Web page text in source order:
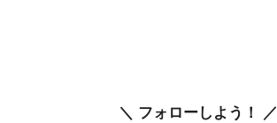
＼ フォローしよう！ ／